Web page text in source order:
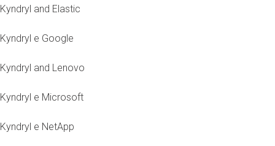
Kyndryl and Elastic
Kyndryl e Google
Kyndryl and Lenovo
Kyndryl e Microsoft
Kyndryl e NetApp